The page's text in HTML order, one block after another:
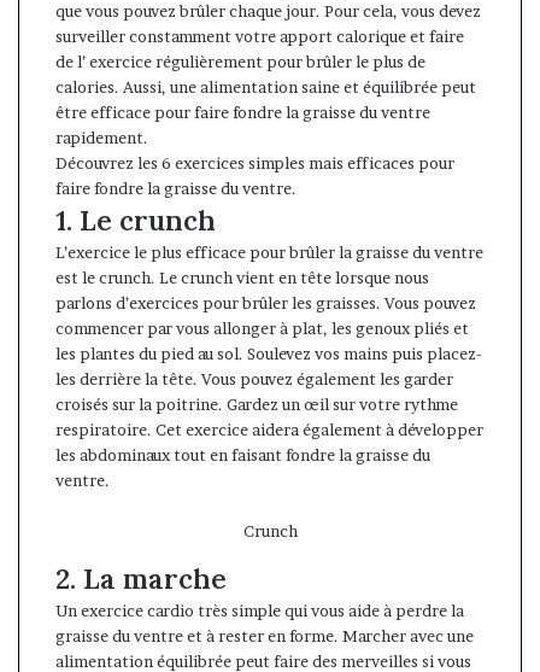
que vous pouvez brûler chaque jour. Pour cela, vous devez
surveiller constamment votre apport calorique et faire
de l’ exercice régulièrement pour brûler le plus de
calories. Aussi, une alimentation saine et équilibrée peut
être efficace pour faire fondre la graisse du ventre
rapidement.
Découvrez les 6 exercices simples mais efficaces pour
faire fondre la graisse du ventre.
1. Le crunch
L’exercice le plus efficace pour brûler la graisse du ventre
est le crunch. Le crunch vient en tête lorsque nous
parlons d’exercices pour brûler les graisses. Vous pouvez
commencer par vous allonger à plat, les genoux pliés et
les plantes du pied au sol. Soulevez vos mains puis placez-
les derrière la tête. Vous pouvez également les garder
croisés sur la poitrine. Gardez un œil sur votre rythme
respiratoire. Cet exercice aidera également à développer
les abdominaux tout en faisant fondre la graisse du
ventre.
Crunch
2. La marche
Un exercice cardio très simple qui vous aide à perdre la
graisse du ventre et à rester en forme. Marcher avec une
alimentation équilibrée peut faire des merveilles si vous